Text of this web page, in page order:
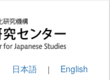
日本語 ｜ English